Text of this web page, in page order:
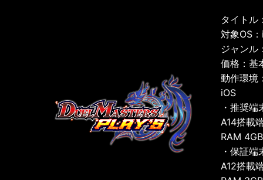
タイトル
対象OS
ジャンル
価格：基
動作環境
iOS
・推奨端
A14搭載
RAM
・保証端
A12搭載